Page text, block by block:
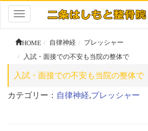
Toggle
navigation
HOME 自律神経
プレッシャー
入試・面接での不安も当院の整体で
入試・面接での不安も当院の整体で
カテゴリー： 自律神経,プレッシャー